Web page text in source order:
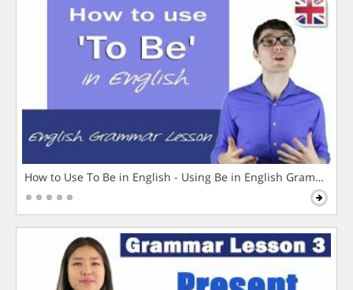
How to Use To Be in English - Using Be in English Grammar